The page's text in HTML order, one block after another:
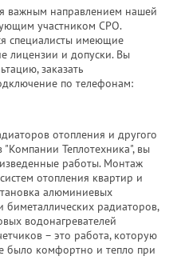
важным направлением нашей
участником СРО.
специалисты имеющие
лицензии и допуски. Вы
заказать
по телефонам:
отопления и другого
Теплотехника", вы
работы. Монтаж
отопления квартир и
алюминиевых
биметаллических радиаторов,
водонагревателей
– это работа, которую
было комфортно и тепло при